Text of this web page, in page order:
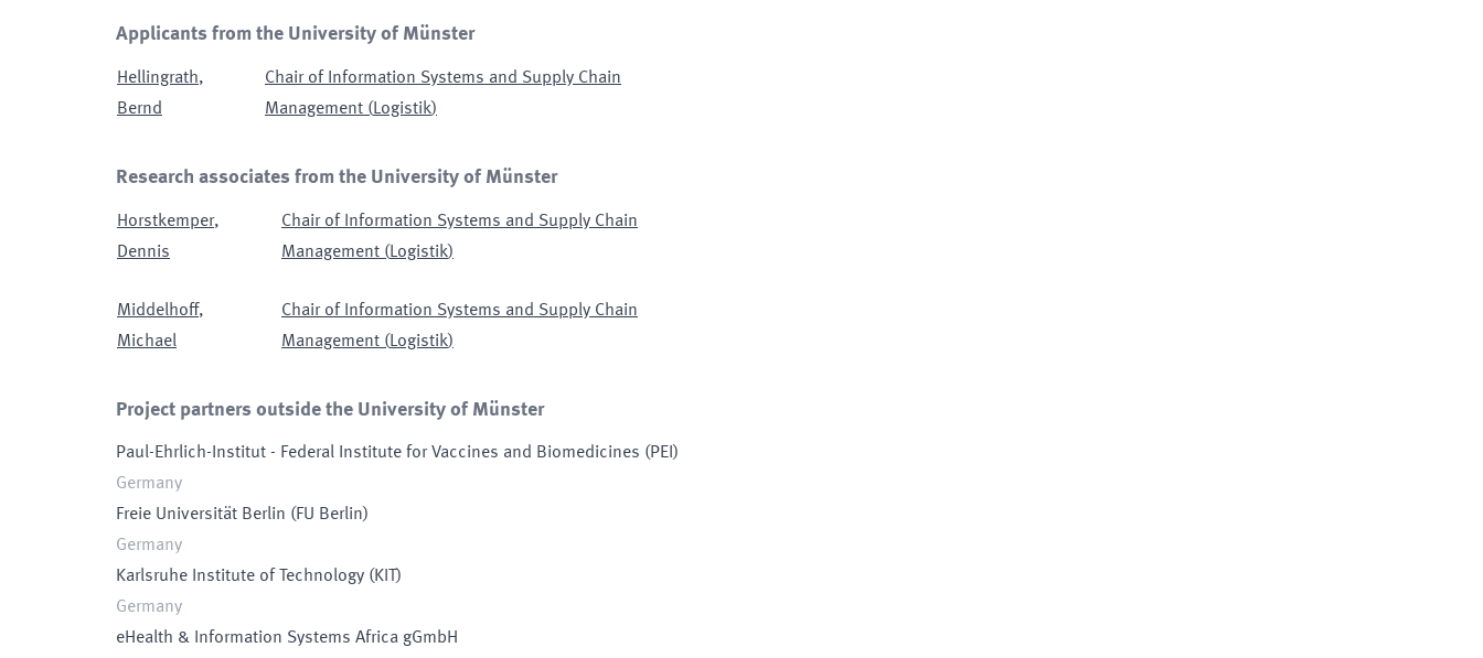
Applicants from the University of Münster
Hellingrath,
Bernd
Chair of Information Systems and Supply Chain
Management (Logistik)
Research associates from the University of Münster
Horstkemper,
Dennis
Chair of Information Systems and Supply Chain
Management (Logistik)
Middelhoff,
Michael
Chair of Information Systems and Supply Chain
Management (Logistik)
Project partners outside the University of Münster
Paul-Ehrlich-Institut - Federal Institute for Vaccines and Biomedicines (PEI )
Germany
Freie Universität Berlin (FU Berlin)
Germany
Karlsruhe Institute of Technology ( KIT )
Germany
eHealth & Information Systems Africa gGmbH